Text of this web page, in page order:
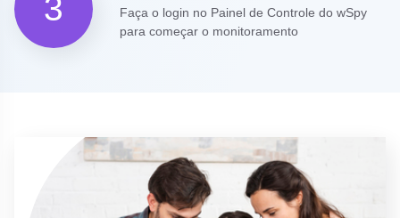
3
Faça o login no Painel de Controle do wSpy
para começar o monitoramento